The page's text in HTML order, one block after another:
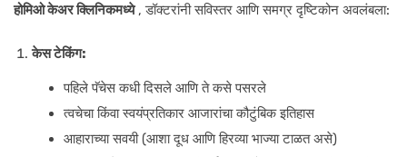
होमिओ केअर क्लिनिकमध्ये, डॉक्टरांनी सविस्तर आणि समग्र दृष्टिकोन अवलंबला:
केस टेकिंग:
पहिले पॅचेस कधी दिसले आणि ते कसे पसरले
त्वचेचा किंवा स्वयंप्रतिकार आजारांचा कौटुंबिक इतिहास
आहाराच्या सवयी (आशा दूध आणि हिरव्या भाज्या टाळत असे)